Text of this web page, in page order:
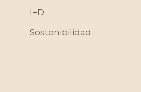
I+D
Sostenibilidad